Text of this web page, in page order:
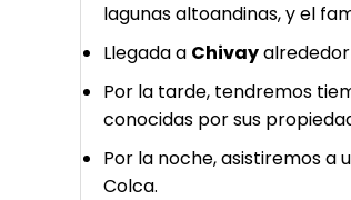
lagunas altoandinas, y el
Llegada a Chivay
Por la tarde, tendremos
conocidas por sus
Por la noche, asistiremos a
Colca.